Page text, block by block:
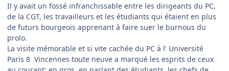
Il y avait un fossé infranchissable entre les dirigeants du PC,
de la CGT, les travailleurs et les étudiants qui étaient en plus
de futurs bourgeois apprenant à faire suer le burnous du
prolo.
La visite mémorable et si vite cachée du PC à l' Université
Paris 8 Vincennes toute neuve a marqué les esprits de ceux